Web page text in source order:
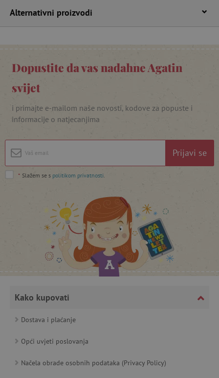
Alternativni proizvodi
Dopustite da vas nadahne Agatin
svijet
i primajte e-mailom naše novosti, kodove za popuste i
informacije o natjecanjima
Prijavi se
* Slažem se s politikom privatnosti
Kako kupovati
Dostava i plaćanje
Opći uvjeti poslovanja
Načela obrade osobnih podataka (Privacy Policy)
lastVisitedProduct www.agatinsvijet.hr
_lb_ccc .agatinsvijet.hr
featureFlagCheckoutExperimentVariant www.agatinsvijet.hr
product_filter_remember www.agatinsvijet.hr
_lb